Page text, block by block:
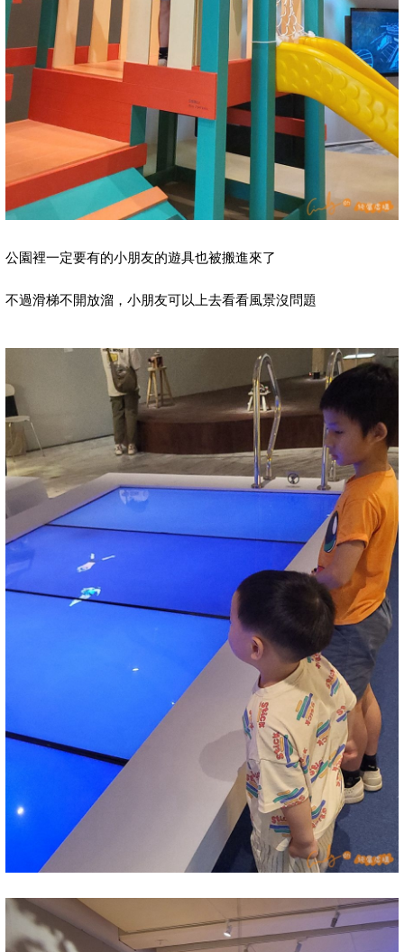
公園裡一定要有的小朋友的遊具也被搬進來了
不過滑梯不開放溜，小朋友可以上去看看風景沒問題